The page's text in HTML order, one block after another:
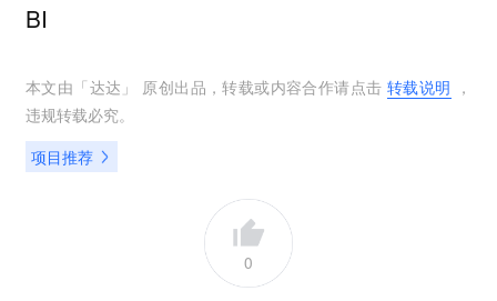
BI
本文由「达达 」 原创出品，转载或内容合作请点击 转载说明 ，
违规转载必究。
项目推荐
0